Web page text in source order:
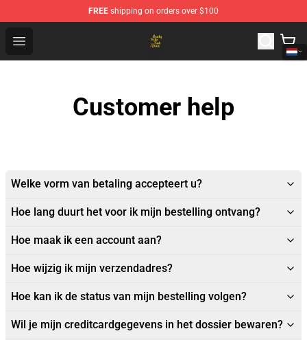
FREE shipping on orders over $100
Open menu
Crosby, Stills, Nash & Young Store - Official Crosby,
Customer help
Welke vorm van betaling accepteert u?
Hoe lang duurt het voor ik mijn bestelling ontvang?
Hoe maak ik een account aan?
Hoe wijzig ik mijn verzendadres?
Hoe kan ik de status van mijn bestelling volgen?
Wil je mijn creditcardgegevens in het dossier bewaren?